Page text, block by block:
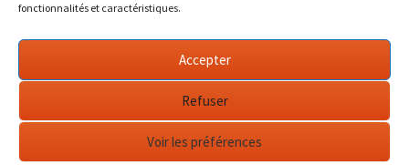
fonctionnalités et caractéristiques.
Accepter
Refuser
Voir les préférences
Fièrement propulsé par WordPress